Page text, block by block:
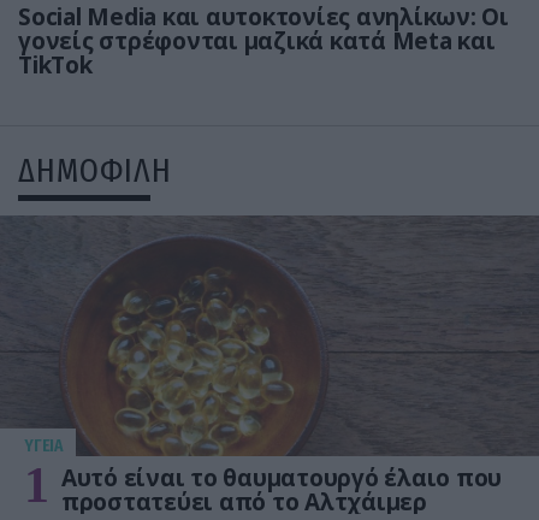
Social Media και αυτοκτονίες ανηλίκων: Οι
γονείς στρέφονται μαζικά κατά Meta και
TikTok
ΔΗΜΟΦΙΛΗ
ΥΓΕΙΑ
1 Αυτό είναι το θαυματουργό έλαιο που
προστατεύει από το Αλτχάιμερ